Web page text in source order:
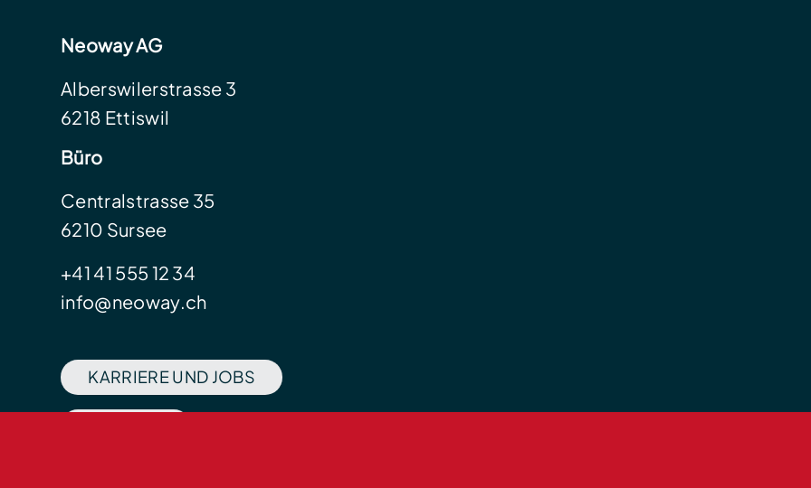
Neoway AG
Alberswilerstrasse 3
6218 Ettiswil
Büro
Centralstrasse 35
6210 Sursee
+41 41 555 12 34
info@neoway.ch
KARRIERE UND JOBS